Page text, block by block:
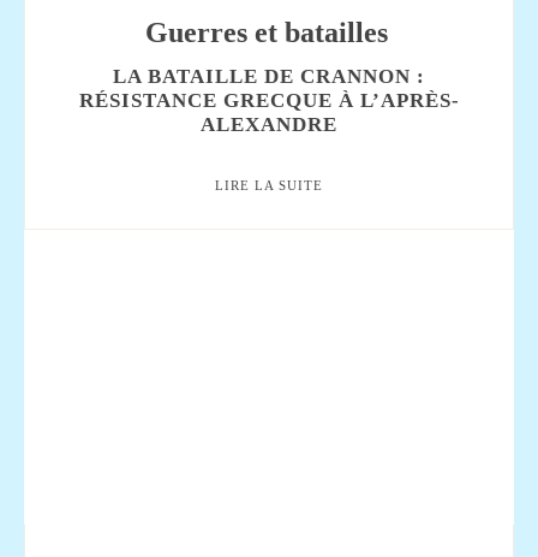
Guerres et batailles
LA BATAILLE DE CRANNON :
RÉSISTANCE GRECQUE À L’APRÈS-
ALEXANDRE
LIRE LA SUITE